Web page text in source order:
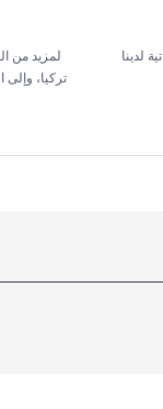
لمزيد من
تركيا، وإلى
لدينا